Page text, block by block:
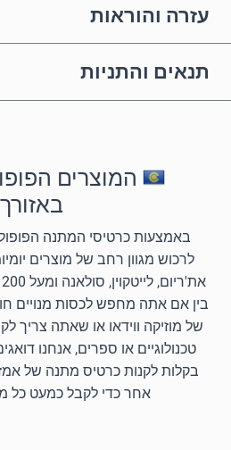
עזרה והוראות
תנאים והתניות
המוצרים
באזורך
באמצעות כרטיסי המתנה
לרכוש מגוון רחב של מוצרים
בין אם אתה מחפש לכסות מנויים
של מוזיקה ווידאו או שאתה צריך
טכנולוגיים או ספרים, אנחנו
בקלות לקנות כרטיס מתנה של
אחר כדי לקבל כמעט כל